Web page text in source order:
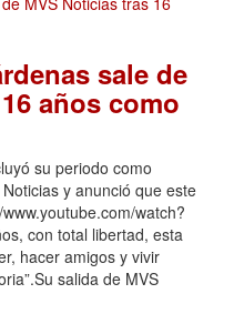
sale de
años como
su periodo como
y anunció que este
watch?
con total libertad, esta
hacer amigos y vivir
salida de MVS